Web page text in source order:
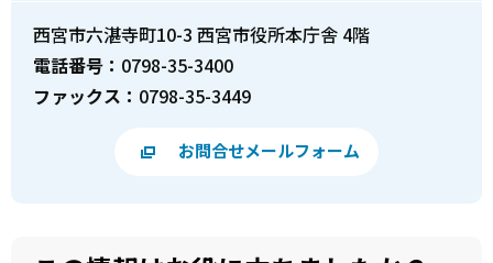
西宮市六湛寺町10-3 西宮市役所本庁舎 4階
電話番号： 0798-35-3400
ファックス： 0798-35-3449
お問合せメールフォーム